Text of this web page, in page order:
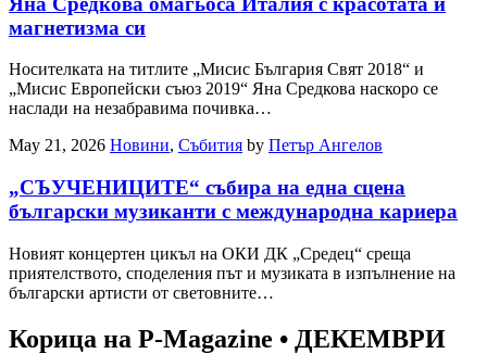
магнетизма си
Носителката на титлите „Мисис България Свят 2018“ и
„Мисис Европейски съюз 2019“ Яна Средкова наскоро се
наслади на незабравима почивка…
May 21, 2026 Новини, Събития by Петър Ангелов
„СЪУЧЕНИЦИТЕ“ събира на една сцена
български музиканти с международна кариера
Новият концертен цикъл на ОКИ ДК „Средец“ среща
приятелството, споделения път и музиката в изпълнение на
български артисти от световните…
Корица на P-Magazine • ДЕКЕМВРИ